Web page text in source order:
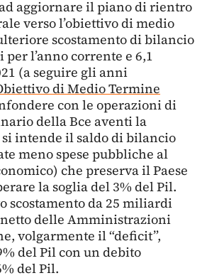
aggiornare il piano di rientro
verso l’obiettivo di medio
scostamento di bilancio
l’anno corrente e 6,1
(a seguire gli anni
di Medio Termine
con le operazioni di
della Bce aventi la
intende il saldo di bilancio
meno spese pubbliche al
che preserva il Paese
la soglia del 3% del Pil.
scostamento da 25 miliardi
delle Amministrazioni
volgarmente il “deficit”,
del Pil con un debito
del Pil.